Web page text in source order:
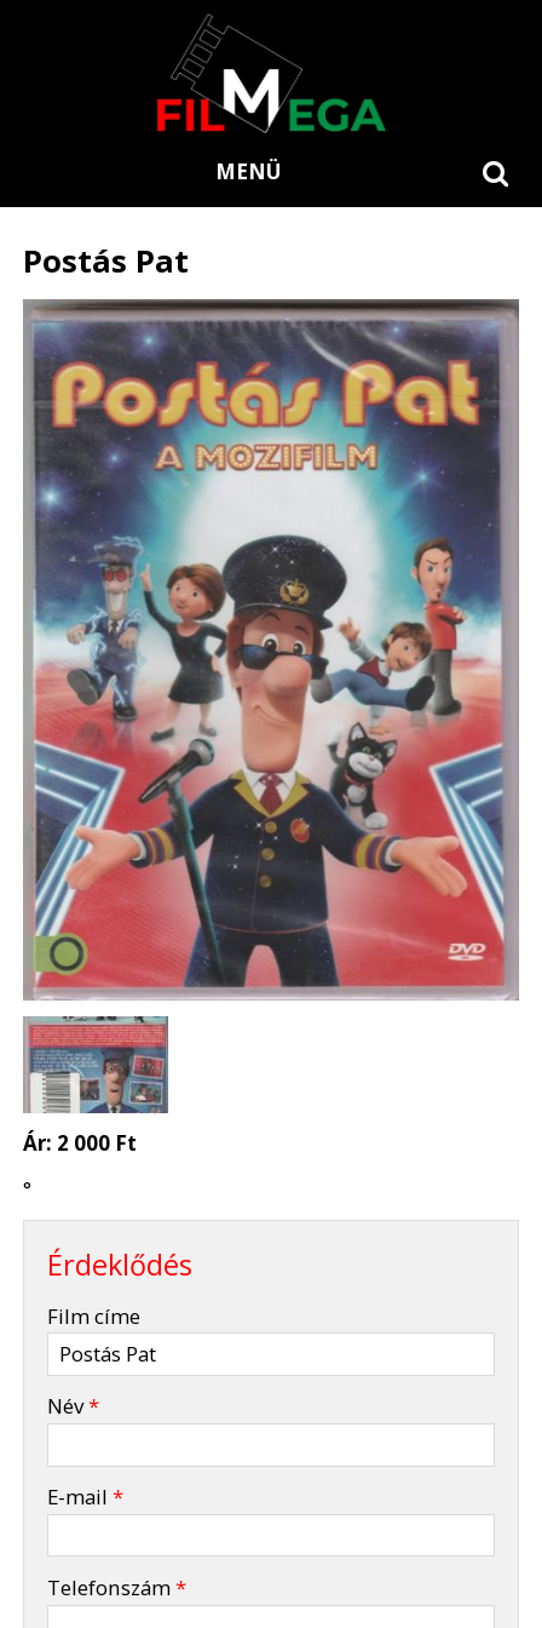
MENÜ
Postás Pat
Ár: 2 000 Ft
°
Érdeklődés
Film címe
Név*
E-mail*
Telefonszám*